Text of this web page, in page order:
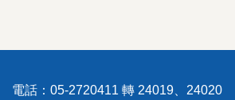
電話：05-2720411 轉 24019、24020